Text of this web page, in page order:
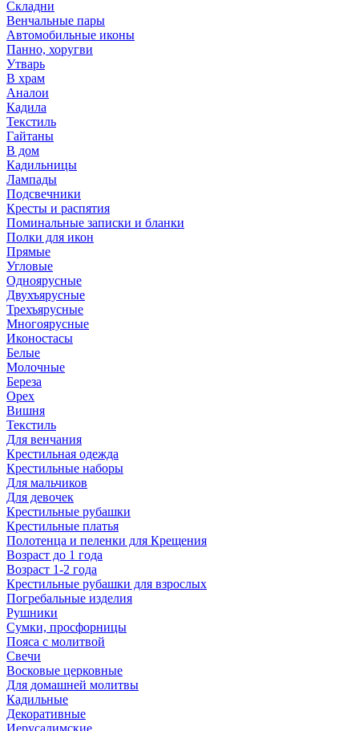
Складни
Венчальные пары
Автомобильные иконы
Панно, хоругви
Утварь
В храм
Аналои
Кадила
Текстиль
Гайтаны
В дом
Кадильницы
Лампады
Подсвечники
Кресты и распятия
Поминальные записки и бланки
Полки для икон
Прямые
Угловые
Одноярусные
Двухъярусные
Трехъярусные
Многоярусные
Иконостасы
Белые
Молочные
Береза
Орех
Вишня
Текстиль
Для венчания
Крестильная одежда
Крестильные наборы
Для мальчиков
Для девочек
Крестильные рубашки
Крестильные платья
Полотенца и пеленки для Крещения
Возраст до 1 года
Возраст 1-2 года
Крестильные рубашки для взрослых
Погребальные изделия
Рушники
Сумки, просфорницы
Пояса с молитвой
Свечи
Восковые церковные
Для домашней молитвы
Кадильные
Декоративные
Иерусалимские